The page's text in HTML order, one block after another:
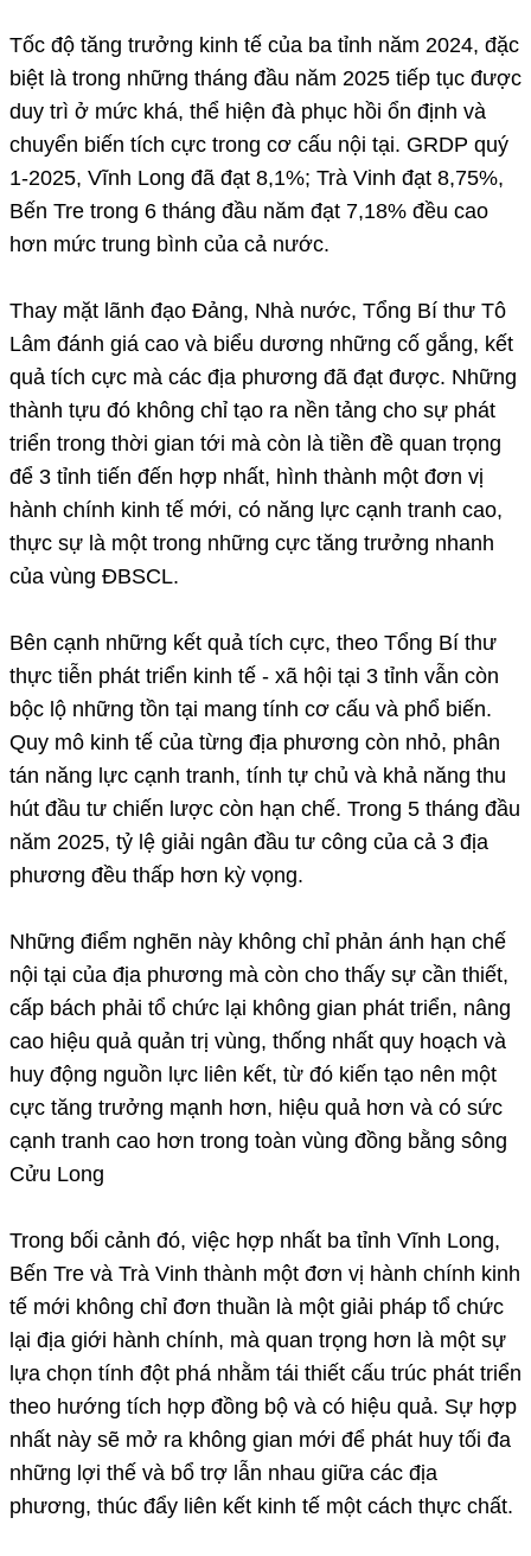
Tốc độ tăng trưởng kinh tế của ba tỉnh năm 2024, đặc
biệt là trong những tháng đầu năm 2025 tiếp tục được
duy trì ở mức khá, thể hiện đà phục hồi ổn định và
chuyển biến tích cực trong cơ cấu nội tại. GRDP quý
1-2025, Vĩnh Long đã đạt 8,1%; Trà Vinh đạt 8,75%,
Bến Tre trong 6 tháng đầu năm đạt 7,18% đều cao
hơn mức trung bình của cả nước.
Thay mặt lãnh đạo Đảng, Nhà nước, Tổng Bí thư Tô
Lâm đánh giá cao và biểu dương những cố gắng, kết
quả tích cực mà các địa phương đã đạt được. Những
thành tựu đó không chỉ tạo ra nền tảng cho sự phát
triển trong thời gian tới mà còn là tiền đề quan trọng
để 3 tỉnh tiến đến hợp nhất, hình thành một đơn vị
hành chính kinh tế mới, có năng lực cạnh tranh cao,
thực sự là một trong những cực tăng trưởng nhanh
của vùng ĐBSCL.
Bên cạnh những kết quả tích cực, theo Tổng Bí thư
thực tiễn phát triển kinh tế - xã hội tại 3 tỉnh vẫn còn
bộc lộ những tồn tại mang tính cơ cấu và phổ biến.
Quy mô kinh tế của từng địa phương còn nhỏ, phân
tán năng lực cạnh tranh, tính tự chủ và khả năng thu
hút đầu tư chiến lược còn hạn chế. Trong 5 tháng đầu
năm 2025, tỷ lệ giải ngân đầu tư công của cả 3 địa
phương đều thấp hơn kỳ vọng.
Những điểm nghẽn này không chỉ phản ánh hạn chế
nội tại của địa phương mà còn cho thấy sự cần thiết,
cấp bách phải tổ chức lại không gian phát triển, nâng
cao hiệu quả quản trị vùng, thống nhất quy hoạch và
huy động nguồn lực liên kết, từ đó kiến tạo nên một
cực tăng trưởng mạnh hơn, hiệu quả hơn và có sức
cạnh tranh cao hơn trong toàn vùng đồng bằng sông
Cửu Long
Trong bối cảnh đó, việc hợp nhất ba tỉnh Vĩnh Long,
Bến Tre và Trà Vinh thành một đơn vị hành chính kinh
tế mới không chỉ đơn thuần là một giải pháp tổ chức
lại địa giới hành chính, mà quan trọng hơn là một sự
lựa chọn tính đột phá nhằm tái thiết cấu trúc phát triển
theo hướng tích hợp đồng bộ và có hiệu quả. Sự hợp
nhất này sẽ mở ra không gian mới để phát huy tối đa
những lợi thế và bổ trợ lẫn nhau giữa các địa
phương, thúc đẩy liên kết kinh tế một cách thực chất.